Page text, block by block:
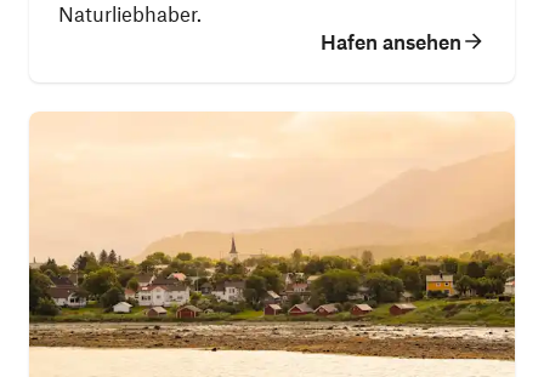
Naturliebhaber.
Hafen ansehen